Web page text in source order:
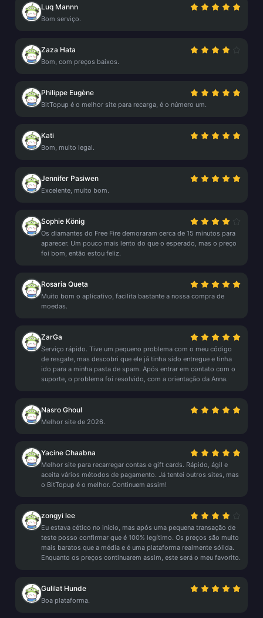
Luq Mannn
Bom serviço.
Zaza Hata
Bom, com preços baixos.
Philippe Eugène
BitTopup é o melhor site para recarga, é o número um.
Kati
Bom, muito legal.
Jennifer Pasiwen
Excelente, muito bom.
Sophie König
Os diamantes do Free Fire demoraram cerca de 15 minutos para
aparecer. Um pouco mais lento do que o esperado, mas o preço
foi bom, então estou feliz.
Rosaria Queta
Muito bom o aplicativo, facilita bastante a nossa compra de
moedas.
ZarGa
Serviço rápido. Tive um pequeno problema com o meu código
de resgate, mas descobri que ele já tinha sido entregue e tinha
ido para a minha pasta de spam. Após entrar em contato com o
suporte, o problema foi resolvido, com a orientação da Anna.
Nasro Ghoul
Melhor site de 2026.
Yacine Chaabna
Melhor site para recarregar contas e gift cards. Rápido, ágil e
aceita vários métodos de pagamento. Já tentei outros sites, mas
o BitTopup é o melhor. Continuem assim!
zongyi lee
Eu estava cético no início, mas após uma pequena transação de
teste posso confirmar que é 100% legítimo. Os preços são muito
mais baratos que a média e é uma plataforma realmente sólida.
Enquanto os preços continuarem assim, este será o meu favorito.
Gulilat Hunde
Boa plataforma.